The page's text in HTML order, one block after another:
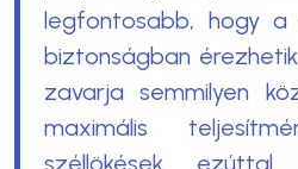
legfontosabb, hogy a
biztonságban
zavarja semmilyen
maximális
széllökések